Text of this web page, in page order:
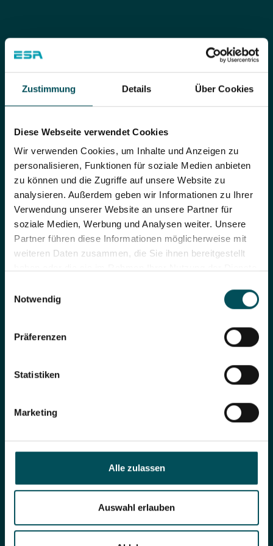
Zustimmung Details Über Cookies
Diese Webseite verwendet Cookies
Wir verwenden Cookies, um Inhalte und Anzeigen zu
personalisieren, Funktionen für soziale Medien anbieten
zu können und die Zugriffe auf unsere Website zu
analysieren. Außerdem geben wir Informationen zu Ihrer
Verwendung unserer Website an unsere Partner für
soziale Medien, Werbung und Analysen weiter. Unsere
Partner führen diese Informationen möglicherweise mit
weiteren Daten zusammen, die Sie ihnen bereitgestellt
Notwendig
Präferenzen
Statistiken
Marketing
Alle zulassen
Auswahl erlauben
Brandstetter Andreas
Software development
+43 7253 7515-0
a.brandstetter@esa.at
call